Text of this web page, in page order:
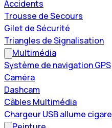
Accidents
Trousse de Secours
Gilet de Sécurité
Triangles de Signalisation
Multimédia
Système de navigation GPS
Caméra
Dashcam
Câbles Multimédia
Chargeur USB allume cigare